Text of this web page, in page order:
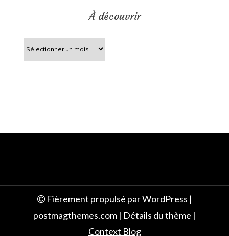
c
À découvrir
découvrir
Fièrement propulsé par WordPress |
postmagthemes.com | Détails du thème |
Context Blog